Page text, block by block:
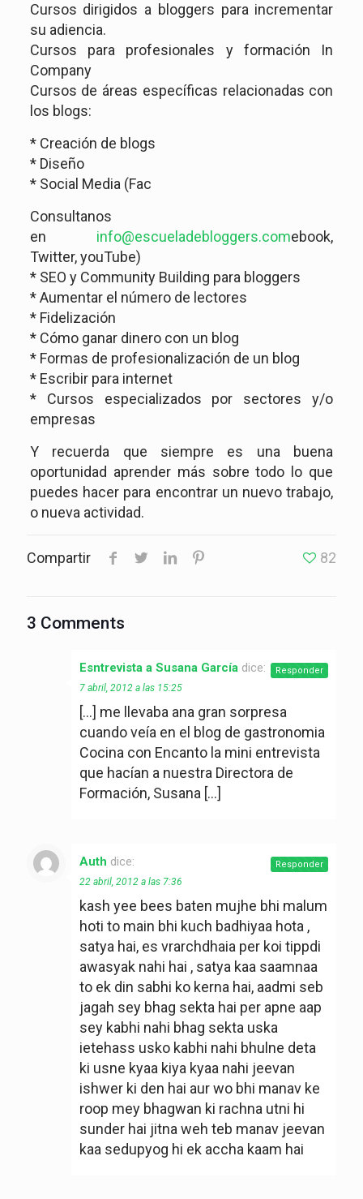
Cursos dirigidos a bloggers para incrementar
su adiencia.
Cursos para profesionales y formación In
Company
Cursos de áreas específicas relacionadas con
los blogs:
* Creación de blogs
* Diseño
* Social Media (Fac
Consultanos
en info@escueladebloggers.comebook,
Twitter, youTube)
* SEO y Community Building para bloggers
* Aumentar el número de lectores
* Fidelización
* Cómo ganar dinero con un blog
* Formas de profesionalización de un blog
* Escribir para internet
* Cursos especializados por sectores y/o
empresas
Y recuerda que siempre es una buena
oportunidad aprender más sobre todo lo que
puedes hacer para encontrar un nuevo trabajo,
o nueva actividad.
Compartir 82
3 Comments
Esntrevista a Susana García dice:
7 abril, 2012 a las 15:25
[…] me llevaba ana gran sorpresa
cuando veía en el blog de gastronomia
Cocina con Encanto la mini entrevista
que hacían a nuestra Directora de
Formación, Susana […]
Responder
Auth dice:
22 abril, 2012 a las 7:36
kash yee bees baten mujhe bhi malum
hoti to main bhi kuch badhiyaa hota ,
satya hai, es vrarchdhaia per koi tippdi
awasyak nahi hai , satya kaa saamnaa
to ek din sabhi ko kerna hai, aadmi seb
jagah sey bhag sekta hai per apne aap
sey kabhi nahi bhag sekta uska
ietehass usko kabhi nahi bhulne deta
ki usne kyaa kiya kyaa nahi jeevan
ishwer ki den hai aur wo bhi manav ke
roop mey bhagwan ki rachna utni hi
sunder hai jitna weh teb manav jeevan
kaa sedupyog hi ek accha kaam hai
Responder